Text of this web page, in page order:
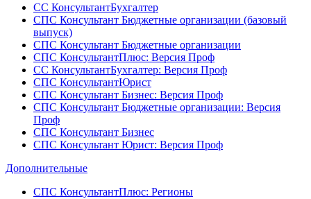
СС КонсультантБухгалтер
СПС Консультант Бюджетные организации (базовый
выпуск)
СПС Консультант Бюджетные организации
СПС КонсультантПлюс: Версия Проф
СС КонсультантБухгалтер: Версия Проф
СПС КонсультантЮрист
СПС Консультант Бизнес: Версия Проф
СПС Консультант Бюджетные организации: Версия
Проф
СПС Консультант Бизнес
СПС Консультант Юрист: Версия Проф
Дополнительные
СПС КонсультантПлюс: Регионы